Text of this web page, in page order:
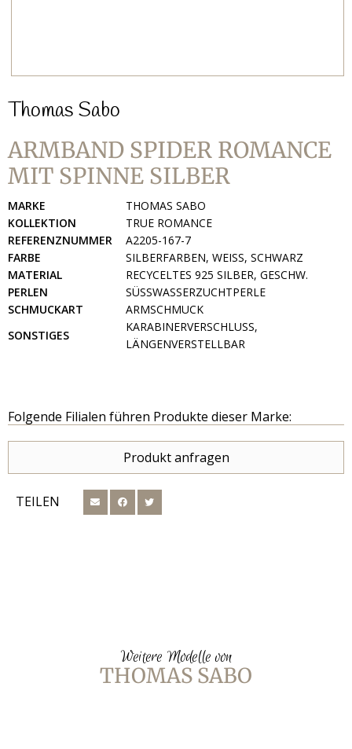
Thomas Sabo
ARMBAND SPIDER ROMANCE
MIT SPINNE SILBER
MARKE
THOMAS SABO
KOLLEKTION
TRUE ROMANCE
REFERENZNUMMER
A2205-167-7
FARBE
SILBERFARBEN, WEISS, SCHWARZ
MATERIAL
RECYCELTES 925 SILBER, GESCHW.
PERLEN
SÜSSWASSERZUCHTPERLE
SCHMUCKART
ARMSCHMUCK
SONSTIGES
KARABINERVERSCHLUSS,
LÄNGENVERSTELLBAR
Folgende Filialen führen Produkte dieser Marke:
Produkt anfragen
TEILEN
Weitere Modelle von
THOMAS SABO